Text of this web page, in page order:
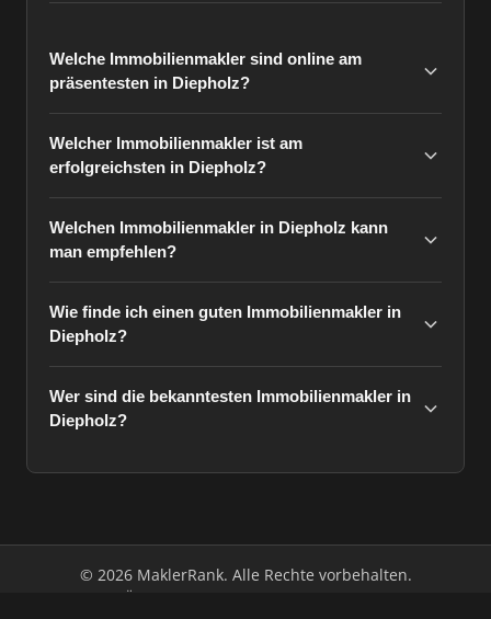
Welche Immobilienmakler sind online am
präsentesten in Diepholz?
Welcher Immobilienmakler ist am
erfolgreichsten in Diepholz?
Welchen Immobilienmakler in Diepholz kann
man empfehlen?
Wie finde ich einen guten Immobilienmakler in
Diepholz?
Wer sind die bekanntesten Immobilienmakler in
Diepholz?
© 2026 MaklerRank. Alle Rechte vorbehalten.
Über uns